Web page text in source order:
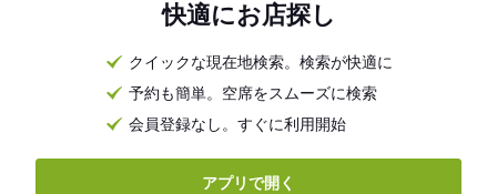
快適にお店探し
クイックな現在地検索。検索が快適に
予約も簡単。空席をスムーズに検索
会員登録なし。すぐに利用開始
アプリで開く